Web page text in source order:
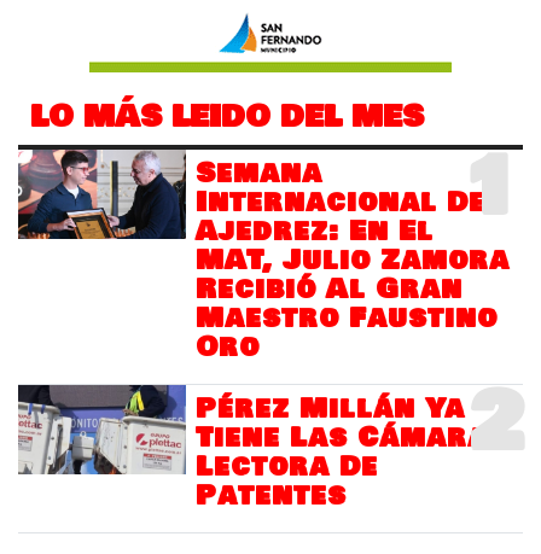
LO MÁS LEIDO DEL MES
1
Semana
Internacional Del
Ajedrez: En El
MAT, Julio Zamora
Recibió Al Gran
Maestro Faustino
Oro
2
Pérez Millán Ya
Tiene Las Cámaras
Lectora De
Patentes